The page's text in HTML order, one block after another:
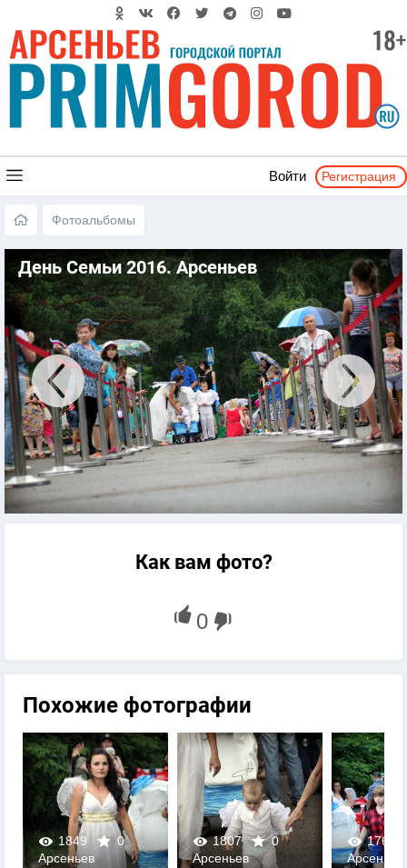
Войти Регистрация
Фотоальбомы
День Семьи 2016. Арсеньев
Как вам фото?
Похожие фотографии
1849
0
0
Арсеньев
1807
0
0
Арсеньев
1763
0
Арсеньев